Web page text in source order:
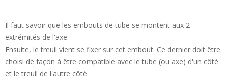
Il faut savoir que les embouts de tube se montent aux 2
extrémités de l'axe.
Ensuite, le treuil vient se fixer sur cet embout. Ce dernier doit être
choisi de façon à être compatible avec le tube (ou axe) d'un côté
et le treuil de l'autre côté.